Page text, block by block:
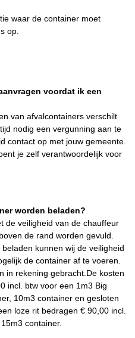
waar de container moet
op.
voordat ik een
van afvalcontainers verschilt
nodig een vergunning aan te
contact op met jouw gemeente.
je zelf verantwoordelijk voor
worden beladen?
de veiligheid van de chauffeur
de rand worden gevuld.
kunnen wij de veiligheid
de container af te voeren.
in rekening gebracht.De kosten
incl. btw voor een 1m3 Big
10m3 container en gesloten
loze rit bedragen € 90,00 incl.
container.